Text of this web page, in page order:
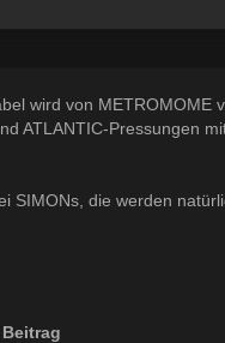
wird von
ATLANTIC-Pressungen
SIMONs, die werden